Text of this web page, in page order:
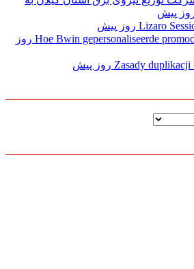
Lizaro
Hoe Bwin gepersonaliseerde 4 روز
Zasady duplikacji